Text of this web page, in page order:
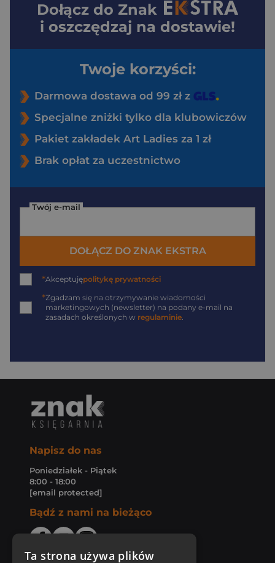
Dołącz do Znak
i oszczędzaj na dostawie!
Twoje korzyści:
Darmowa dostawa od 99 zł z
Specjalne zniżki tylko dla klubowiczów
Pakiet zakładek Art Ladies za 1 zł
Brak opłat za uczestnictwo
Twój e-mail
DOŁĄCZ DO ZNAK EKSTRA
*Akceptujępolitykę prywatności
*Zgadzam się na otrzymywanie wiadomości
marketingowych (newsletter) na podany e-mail na
zasadach określonych w regulaminie.
Napisz do nas
Poniedziałek - Piątek
8:00 - 18:00
[email protected]
Bądź z nami na bieżąco
Ta strona używa plików